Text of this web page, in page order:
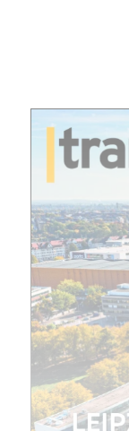
Mit
jede
E-
Mail
(erforderlich)